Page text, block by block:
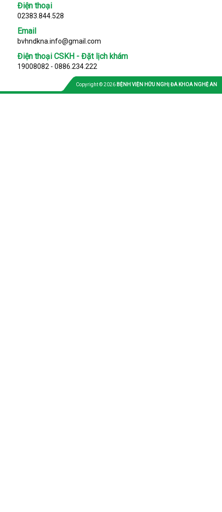
Điện thoại
02383.844.528
Email
bvhndkna.info@gmail.com
Điện thoại CSKH - Đặt lịch khám
19008082 - 0886.234.222
Copyright © 2026 BỆNH VIỆN HỮU NGHỊ ĐA KHOA NGHỆ AN